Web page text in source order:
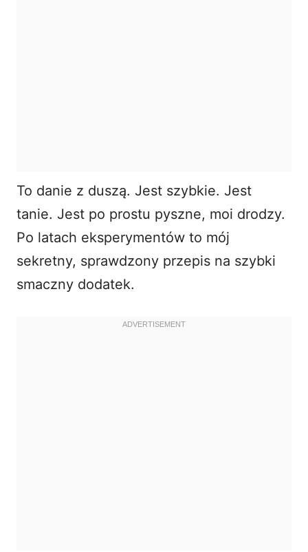
To danie z duszą. Jest szybkie. Jest
tanie. Jest po prostu pyszne, moi drodzy.
Po latach eksperymentów to mój
sekretny, sprawdzony przepis na szybki
smaczny dodatek.